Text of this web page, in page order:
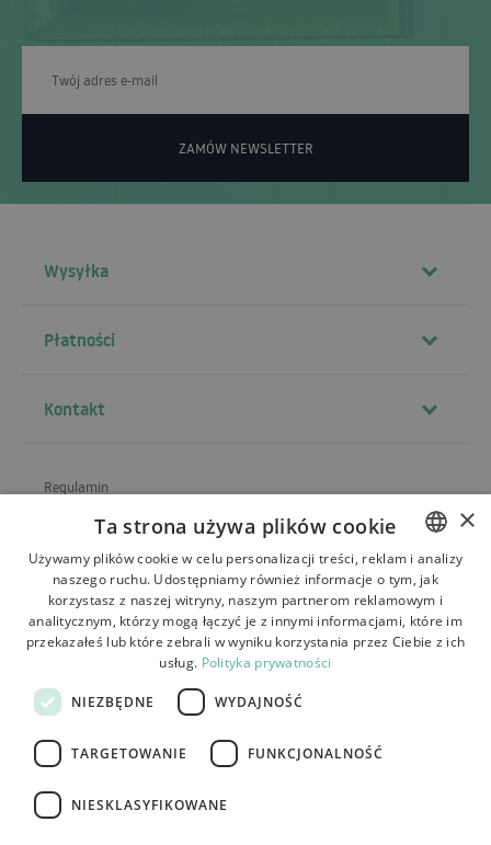
ZAMÓW NEWSLETTER
Wysyłka
Płatności
Kontakt
Regulamin
Wysyłka
Zwroty i reklamacje
Kontakt
POLISH
BULGARIAN
×
Ta strona używa plików cookie
Używamy plików cookie w celu personalizacji treści, reklam i analizy
naszego ruchu. Udostępniamy również informacje o tym, jak
korzystasz z naszej witryny, naszym partnerom reklamowym i
analitycznym, którzy mogą łączyć je z innymi informacjami, które im
przekazałeś lub które zebrali w wyniku korzystania przez Ciebie z ich
usług. Polityka prywatności
NIEZBĘDNE WYDAJNOŚĆ
TARGETOWANIE FUNKCJONALNOŚĆ
NIESKLASYFIKOWANE